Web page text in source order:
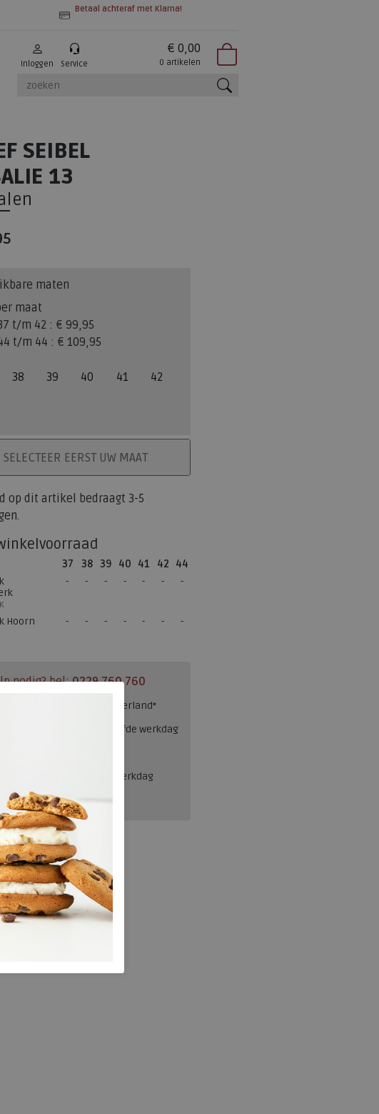
Betaal achteraf met Klarna!
Inloggen Service
€ 0,00
0 artikelen
SEIBEL
13
maten
maat
t/m 42 : € 99,95
t/m 44 : € 109,95
38 39 40 41 42
IN WINKELMAND
SELECTEER EERST UW MAAT
op dit artikel bedraagt 3-5
37 38 39 40 41 42
44
Hoorn
nodig? bel:0229 760 760
verzending binnen Nederland*
14:00 uur besteld = dezelfde werkdag
retourneren, binnen 1 werkdag
Josef Seibel
432.50.020.37
wa219478
Blauw